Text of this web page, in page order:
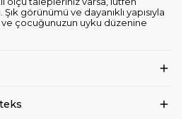
görünümü ve dayanıklı yapısıyla
çocuğunuzun uyku düzenine